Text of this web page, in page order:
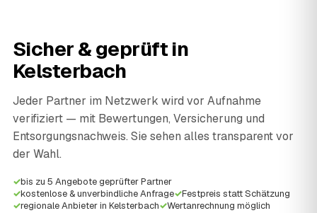
Sicher & geprüft in
Kelsterbach
Jeder Partner im Netzwerk wird vor Aufnahme
verifiziert — mit Bewertungen, Versicherung und
Entsorgungsnachweis. Sie sehen alles transparent vor
der Wahl.
✓bis zu 5 Angebote geprüfter Partner
✓kostenlose & unverbindliche Anfrage✓Festpreis statt Schätzung
✓regionale Anbieter in Kelsterbach✓Wertanrechnung möglich